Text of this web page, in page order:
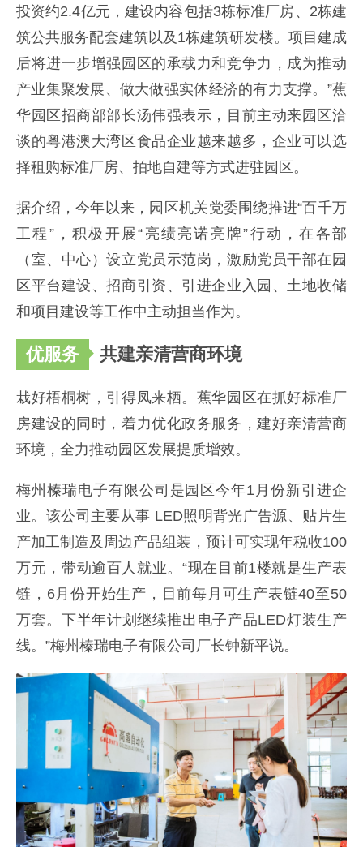
投资约2.4亿元，建设内容包括3栋标准厂房、2栋建
筑公共服务配套建筑以及1栋建筑研发楼。项目建成
后将进一步增强园区的承载力和竞争力，成为推动
产业集聚发展、做大做强实体经济的有力支撑。”蕉
华园区招商部部长汤伟强表示，目前主动来园区洽
谈的粤港澳大湾区食品企业越来越多，企业可以选
择租购标准厂房、拍地自建等方式进驻园区。
据介绍，今年以来，园区机关党委围绕推进“百千万
工程”，积极开展“亮绩亮诺亮牌”行动，在各部
（室、中心）设立党员示范岗，激励党员干部在园
区平台建设、招商引资、引进企业入园、土地收储
和项目建设等工作中主动担当作为。
优服务 共建亲清营商环境
栽好梧桐树，引得凤来栖。蕉华园区在抓好标准厂
房建设的同时，着力优化政务服务，建好亲清营商
环境，全力推动园区发展提质增效。
梅州榛瑞电子有限公司是园区今年1月份新引进企
业。该公司主要从事 LED照明背光广告源、贴片生
产加工制造及周边产品组装，预计可实现年税收100
万元，带动逾百人就业。“现在目前1楼就是生产表
链，6月份开始生产，目前每月可生产表链40至50
万套。下半年计划继续推出电子产品LED灯装生产
线。”梅州榛瑞电子有限公司厂长钟新平说。